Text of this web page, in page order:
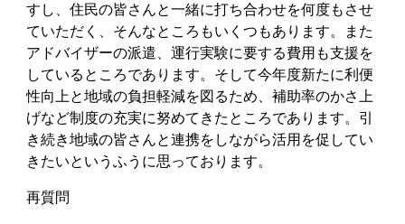
すし、住民の皆さんと一緒に打ち合わせを何度もさせ
ていただく、そんなところもいくつもあります。また
アドバイザーの派遣、運行実験に要する費用も支援を
しているところであります。そして今年度新たに利便
性向上と地域の負担軽減を図るため、補助率のかさ上
げなど制度の充実に努めてきたところであります。引
き続き地域の皆さんと連携をしながら活用を促してい
きたいというふうに思っております。
再質問